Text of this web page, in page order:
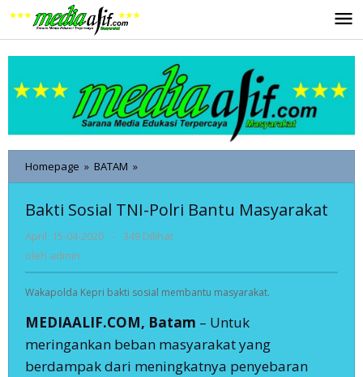
ke
konten
Homepage » BATAM »
Sosial
Polri
Masyarakat
Bakti Sosial TNI-Polri Bantu Masyarakat
April, 15-04-2020 oleh
- 349 Dilihat
oleh admin
Wakapolda Kepri bakti sosial membantu masyarakat.
MEDIAALIF.COM, Batam – Untuk
meringankan beban masyarakat yang
berdampak dari meningkatnya penyebaran